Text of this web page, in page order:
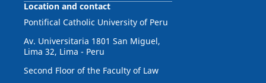
Location and contact
Pontifical Catholic University of Peru
Av. Universitaria 1801 San Miguel,
Lima 32, Lima - Peru
Second Floor of the Faculty of Law